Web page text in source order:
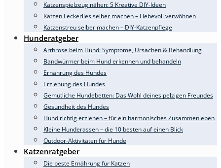
Katzenspielzeug nähen: 5 Kreative DIY-Ideen
Katzen Leckerlies selber machen – Liebevoll verwöhnen
Katzenstreu selber machen – DIY-Katzenpflege
Hunderatgeber
Arthrose beim Hund: Symptome, Ursachen & Behandlung
Bandwürmer beim Hund erkennen und behandeln
Ernährung des Hundes
Erziehung des Hundes
Gemütliche Hundebetten: Das Wohl deines pelzigen Freundes
Gesundheit des Hundes
Hund richtig erziehen – für ein harmonisches Zusammenleben
Kleine Hunderassen – die 10 besten auf einen Blick
Outdoor-Aktivitäten für Hunde
Katzenratgeber
Die beste Ernährung für Katzen